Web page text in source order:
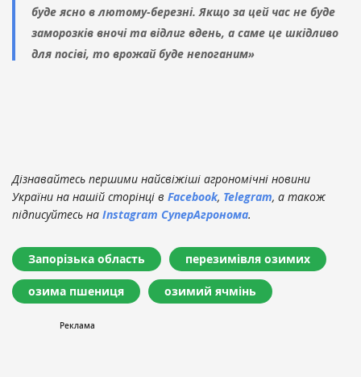
буде ясно в лютому-березні. Якщо за цей час не буде
заморозків вночі та відлиг вдень, а саме це шкідливо
для посіві, то врожай буде непоганим»
Дізнавайтесь першими найсвіжіші агрономічні новини
України на нашій сторінці в Facebook, Telegram, а також
підписуйтесь на Instagram СуперАгронома.
Запорізька область перезимівля озимих
озима пшениця озимий ячмінь